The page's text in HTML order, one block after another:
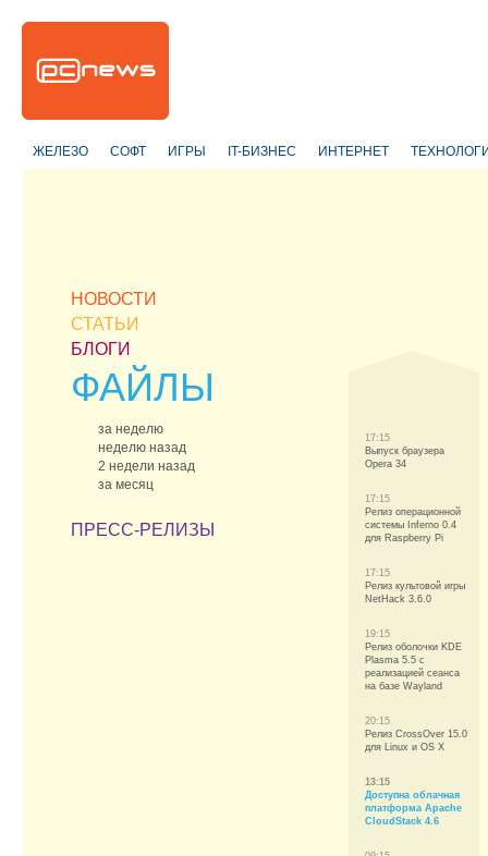
ЖЕЛЕЗО СОФТ ИГРЫ IT-БИЗНЕС ИНТЕРНЕТ
НОВОСТИ
СТАТЬИ
БЛОГИ
ФАЙЛЫ
за неделю
неделю назад
2 недели назад
за месяц
ПРЕСС-РЕЛИЗЫ
17:15
Выпуск браузера
Opera 34
17:15
Релиз операционной
системы Inferno 0.4
для Raspberry Pi
17:15
Релиз культовой игры
NetHack 3.6.0
19:15
Релиз оболочки KDE
Plasma 5.5 с
реализацией сеанса
на базе Wayland
20:15
Релиз CrossOver 15.0
для Linux и OS X
13:15
Доступна облачная
платформа Apache
CloudStack 4.6